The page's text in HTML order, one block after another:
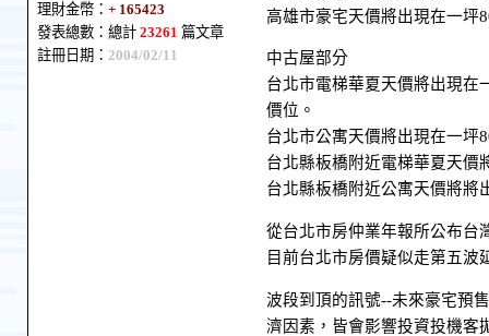
理財金幣： + 165423
發表總數：總計 23261 篇文章
註冊日期： 2004/02/11
高雄市豪宅天價將出現在一坪
中古屋部分
台北市電梯華夏天價將出現在
價位。
台北市公寓天價將出現在一坪
台北縣板橋附近電梯華夏天價
台北縣板橋附近公寓天價將將
從台北市房仲業年報所公布台
目前台北市房價疑似走第五波
波段到頂的訊號--未來豪宅預
濟因素，皆會影響投資投機客